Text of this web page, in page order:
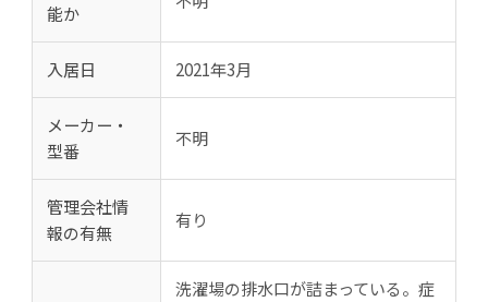
能か
入居日 2021年3月
メーカー・
型番
不明
管理会社情
報の有無
有り
洗濯場の排水口が詰まっている。症